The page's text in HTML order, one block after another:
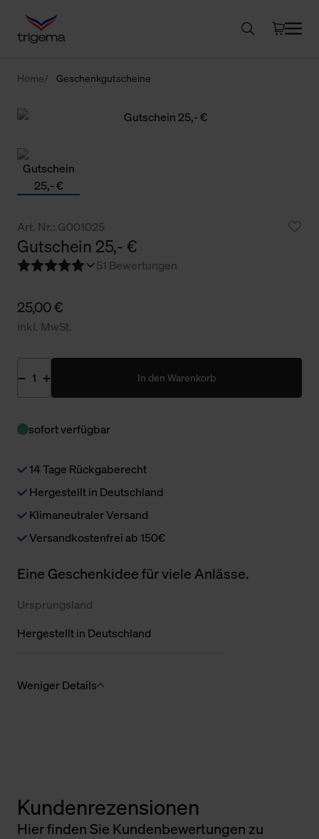
Home Geschenkgutscheine
Art. Nr.: G001025
Gutschein 25,- €
51 Bewertungen
25,00 €
inkl. MwSt.
In den Warenkorb
sofort verfügbar
14 Tage Rückgaberecht
Hergestellt in Deutschland
Klimaneutraler Versand
Versandkostenfrei ab 150€
Eine Geschenkidee für viele Anlässe.
Ursprungsland
Hergestellt in Deutschland
Weniger Details
Kundenrezensionen
Hier finden Sie Kundenbewertungen zu